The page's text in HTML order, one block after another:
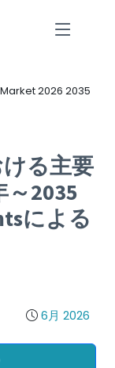
2026 2035
る主要
～2035
による
6月 2026